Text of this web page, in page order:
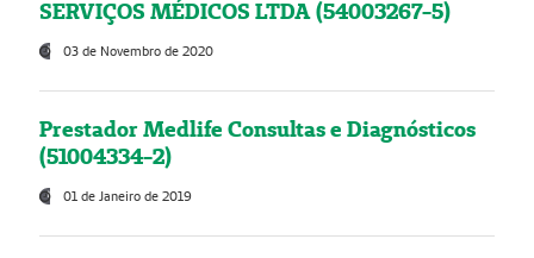
SERVIÇOS MÉDICOS LTDA (54003267-5)
03 de Novembro de 2020
Prestador Medlife Consultas e Diagnósticos
(51004334-2)
01 de Janeiro de 2019